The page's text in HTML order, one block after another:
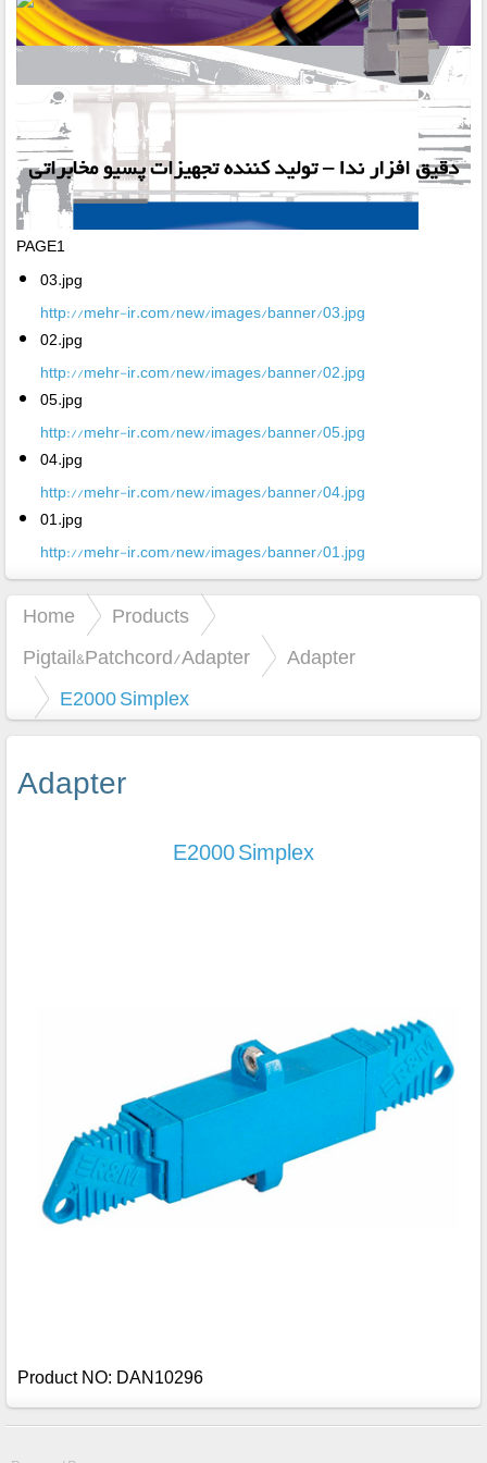
PAGE1
03.jpg
http://mehr-ir.com/new/images/banner/03.jpg
02.jpg
http://mehr-ir.com/new/images/banner/02.jpg
05.jpg
http://mehr-ir.com/new/images/banner/05.jpg
04.jpg
http://mehr-ir.com/new/images/banner/04.jpg
01.jpg
http://mehr-ir.com/new/images/banner/01.jpg
Home
Products
Pigtail&Patchcord/Adapter
Adapter
E2000 Simplex
Adapter
E2000 Simplex
Product NO: DAN10296